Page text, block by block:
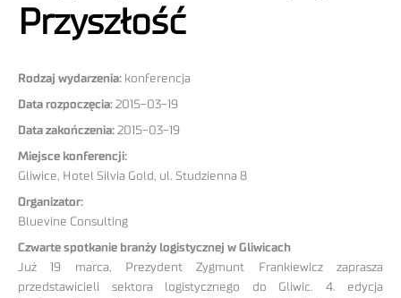
Przyszłość
Rodzaj wydarzenia: konferencja
Data rozpoczęcia: 2015-03-19
Data zakończenia: 2015-03-19
Miejsce konferencji:
Gliwice, Hotel Silvia Gold, ul. Studzienna 8
Organizator:
Bluevine Consulting
Czwarte spotkanie branży logistycznej w Gliwicach
Już 19 marca, Prezydent Zygmunt Frankiewicz zaprasza
przedstawicieli sektora logistycznego do Gliwic. 4. edycja